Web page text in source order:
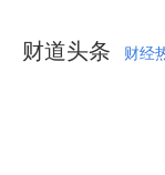
财道头条 财经